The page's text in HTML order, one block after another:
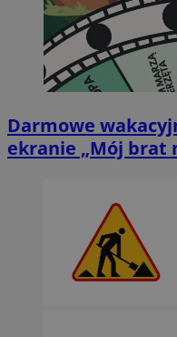
Darmowe
ekranie „Mój brat